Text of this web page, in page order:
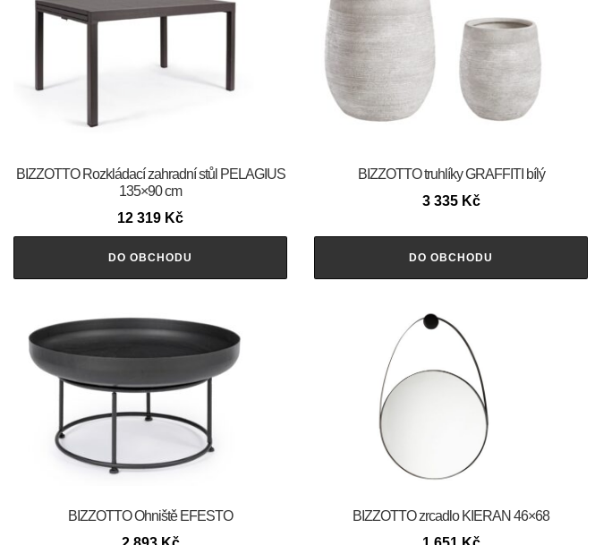
BIZZOTTO Rozkládací zahradní stůl PELAGIUS
135×90 cm
12 319 Kč
DO OBCHODU
BIZZOTTO truhlíky GRAFFITI bílý
3 335 Kč
DO OBCHODU
BIZZOTTO Ohniště EFESTO
BIZZOTTO zrcadlo KIERAN 46×68